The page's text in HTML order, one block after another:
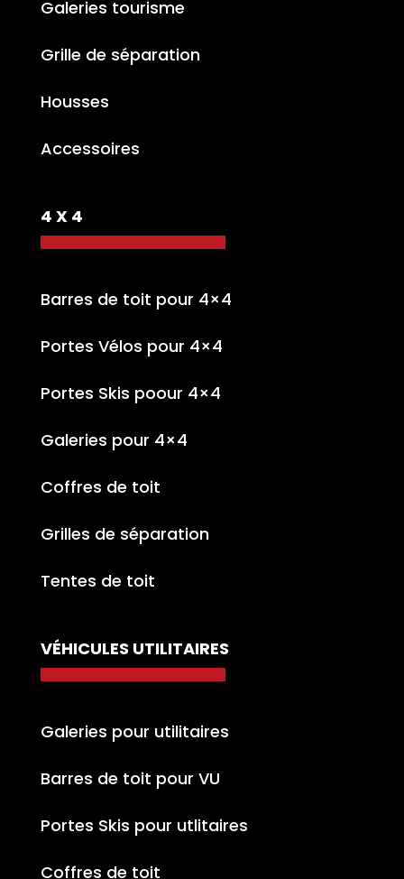
Galeries tourisme
Grille de séparation
Housses
Accessoires
4 X 4
Barres de toit pour 4×4
Portes Vélos pour 4×4
Portes Skis poour 4×4
Galeries pour 4×4
Coffres de toit
Grilles de séparation
Tentes de toit
VÉHICULES UTILITAIRES
Galeries pour utilitaires
Barres de toit pour VU
Portes Skis pour utlitaires
Coffres de toit